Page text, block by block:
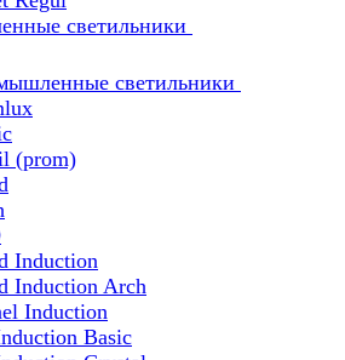
светильники
светильники
(prom)
Induction
Induction Arch
Induction
Basic